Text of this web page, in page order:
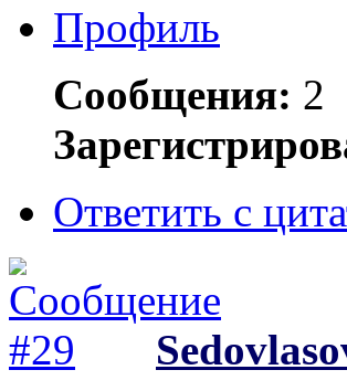
Профиль
Сообщения: 2
Ответить с